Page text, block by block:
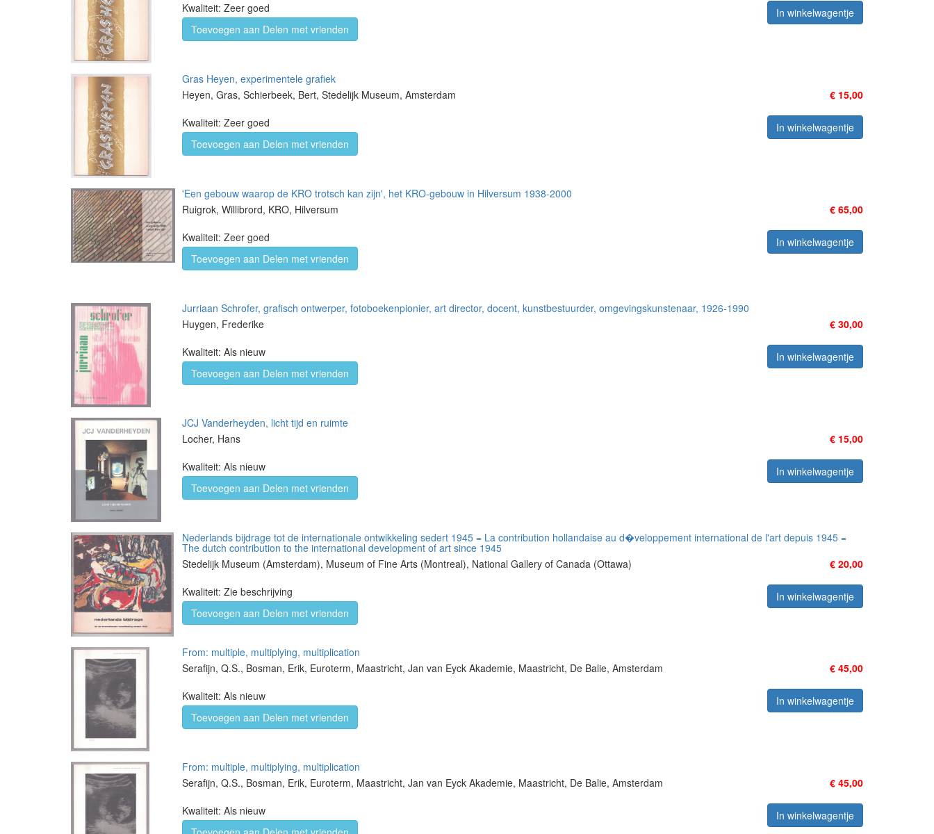
Kwaliteit: Zeer goed
In winkelwagentje
Toevoegen aan Delen met vrienden
Gras Heyen, experimentele grafiek
Heyen, Gras, Schierbeek, Bert, Stedelijk Museum, Amsterdam
€ 15,00
Kwaliteit: Zeer goed
In winkelwagentje
Toevoegen aan Delen met vrienden
'Een gebouw waarop de KRO trotsch kan zijn', het KRO-gebouw in Hilversum 1938-2000
Ruigrok, Willibrord, KRO, Hilversum
€ 65,00
Kwaliteit: Zeer goed
In winkelwagentje
Toevoegen aan Delen met vrienden
Jurriaan Schrofer, grafisch ontwerper, fotoboekenpionier, art director, docent, kunstbestuurder, omgevingskunstenaar, 1926-1990
Huygen, Frederike
€ 30,00
Kwaliteit: Als nieuw
In winkelwagentje
Toevoegen aan Delen met vrienden
JCJ Vanderheyden, licht tijd en ruimte
Locher, Hans
€ 15,00
Kwaliteit: Als nieuw
In winkelwagentje
Toevoegen aan Delen met vrienden
Nederlands bijdrage tot de internationale ontwikkeling sedert 1945 = La contribution hollandaise au d�veloppement international de l'art depuis 1945 =
The dutch contribution to the international development of art since 1945
Stedelijk Museum (Amsterdam), Museum of Fine Arts (Montreal), National Gallery of Canada (Ottawa)
€ 20,00
Kwaliteit: Zie beschrijving
In winkelwagentje
Toevoegen aan Delen met vrienden
From: multiple, multiplying, multiplication
Serafijn, Q.S., Bosman, Erik, Euroterm, Maastricht, Jan van Eyck Akademie, Maastricht, De Balie, Amsterdam
€ 45,00
Kwaliteit: Als nieuw
In winkelwagentje
Toevoegen aan Delen met vrienden
From: multiple, multiplying, multiplication
Serafijn, Q.S., Bosman, Erik, Euroterm, Maastricht, Jan van Eyck Akademie, Maastricht, De Balie, Amsterdam
€ 45,00
Kwaliteit: Als nieuw
In winkelwagentje